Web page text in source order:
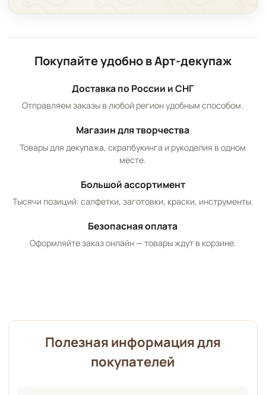
Покупайте удобно в Арт-декупаж
Доставка по России и СНГ
Отправляем заказы в любой регион удобным способом.
Магазин для творчества
Товары для декупажа, скрапбукинга и рукоделия в одном
месте.
Большой ассортимент
Тысячи позиций: салфетки, заготовки, краски, инструменты.
Безопасная оплата
Оформляйте заказ онлайн — товары ждут в корзине.
Полезная информация для
покупателей